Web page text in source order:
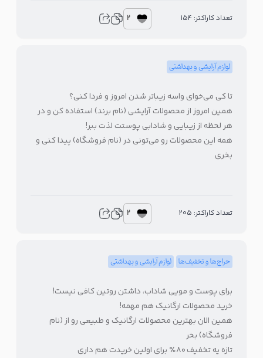
تعداد کاراکتر: 154 2
لوازم آرایشی و بهداشتی
تا کی می‌خوای واسه زیباتر شدن امروز و فردا کنی؟
همین امروز از محصولات آرایشی (نام برند) استفاده کن و در
هر لحظه از زیبایی و شادابی پوستت لذت ببر!
همه این محصولات رو می‌تونی در (نام فروشگاه) پیدا کنی و
بخری
تعداد کاراکتر: 205 2
حراج‌ها و تخفیف‌ها لوازم آرایشی و بهداشتی
برای پوست و مویی شاداب، داشتن روتین کافی نیست!
خرید محصولات ارگانیک هم مهمه!
همین الان بهترین محصولات ارگانیک و طبیعی رو از (نام
فروشگاه) بخر
تازه یه تخفیف ۸۰٪ برای اولین خریدت هم داری